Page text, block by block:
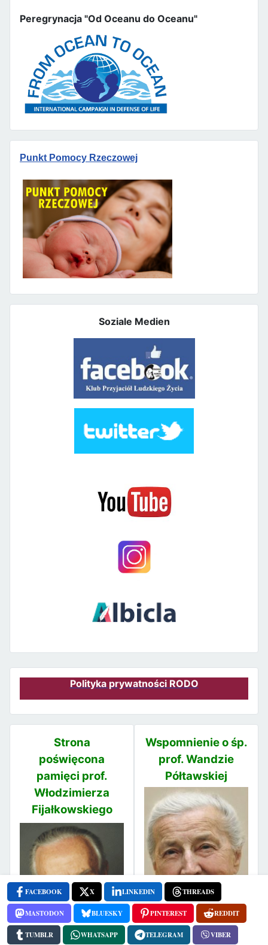
Peregrynacja "Od Oceanu do Oceanu"
Punkt Pomocy Rzeczowej
Soziale Medien
FACEBOOK X LINKEDIN THREADS
MASTODON BLUESKY PINTEREST REDDIT
TUMBLR WHATSAPP TELEGRAM VIBER
Polityka prywatności RODO
Strona
poświęcona
pamięci prof.
Włodzimierza
Fijałkowskiego
Wspomnienie o śp.
prof. Wandzie
Półtawskiej